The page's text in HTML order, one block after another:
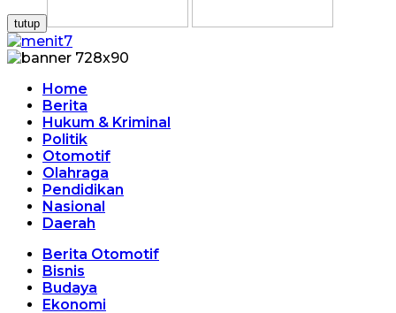
tutup
Home
Berita
Hukum & Kriminal
Politik
Otomotif
Olahraga
Pendidikan
Nasional
Daerah
Berita Otomotif
Bisnis
Budaya
Ekonomi